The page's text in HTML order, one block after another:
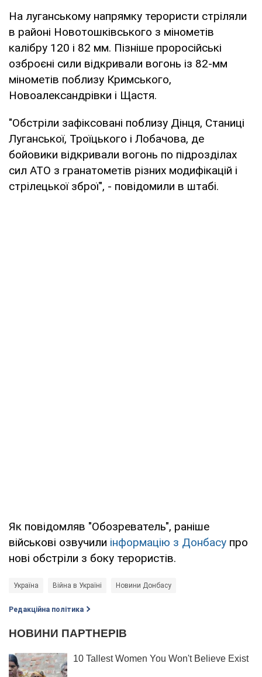
На луганському напрямку терористи стріляли
в районі Новотошківського з мінометів
калібру 120 і 82 мм. Пізніше проросійські
озброєні сили відкривали вогонь із 82-мм
мінометів поблизу Кримського,
Новоалександрівки і Щастя.
"Обстріли зафіксовані поблизу Дінця, Станиці
Луганської, Троїцького і Лобачова, де
бойовики відкривали вогонь по підрозділах
сил АТО з гранатометів різних модифікацій і
стрілецької зброї", - повідомили в штабі.
Як повідомляв "Обозреватель", раніше
військові озвучили інформацію з Донбасу про
нові обстріли з боку терористів.
Україна Війна в Україні Новини Донбасу
Редакційна політика